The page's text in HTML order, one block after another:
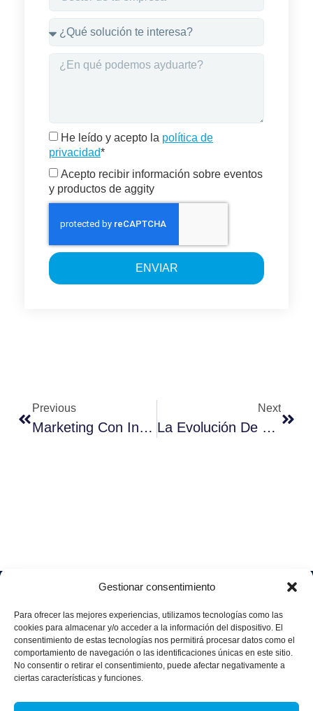
Gestionar consentimiento
Para ofrecer las mejores experiencias, utilizamos tecnologías como las
cookies para almacenar y/o acceder a la información del dispositivo. El
consentimiento de estas tecnologías nos permitirá procesar datos como el
comportamiento de navegación o las identificaciones únicas en este sitio.
No consentir o retirar el consentimiento, puede afectar negativamente a
ciertas características y funciones.
He leído y acepto la política de
privacidad*
Acepto recibir información sobre eventos
y productos de aggity
ENVIAR
Previous
Marketing Con Inteligencia Artificial Para Alcanzar Objetivos
Next
La Evolución De La Experiencia Del Cliente En Marketing
Soluciones
Data
Industria
4.0
Industrial
Retail
Health &
Services
Travel &
Quiénes
Únete
a
aggity
Contacto
legal
Política
de
Privacid
ad
de